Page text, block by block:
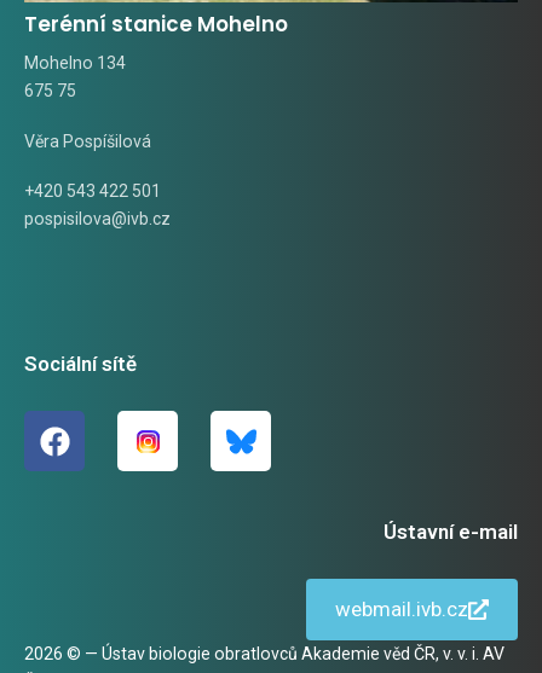
Terénní stanice Mohelno
Mohelno 134
675 75
Věra Pospíšilová
+420 543 422 501
pospisilova@ivb.cz
Sociální sítě
Ústavní e-mail
webmail.ivb.cz
2026 © — Ústav biologie obratlovců Akademie věd ČR, v. v. i. AV